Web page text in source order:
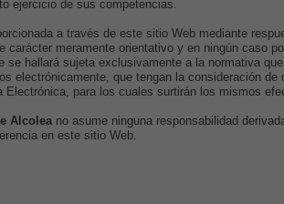
ejercicio de sus competencias.
a través de este sitio Web mediante
carácter meramente orientativo y en ningún caso
se hallará sujeta exclusivamente a la normativa
electrónicamente, que tengan la consideración
Electrónica, para los cuales surtirán los mismos
Alcolea no asume ninguna responsabilidad
en este sitio Web.